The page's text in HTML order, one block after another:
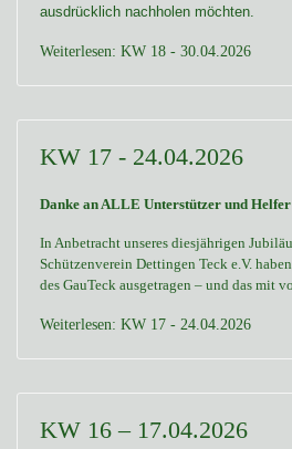
ausdrücklich nachholen möchten.
Weiterlesen: KW 18 - 30.04.2026
KW 17 - 24.04.2026
Danke an ALLE Unterstützer und
In Anbetracht unseres diesjährigen
Schützenverein Dettingen Teck e.V.
des GauTeck ausgetragen – und das mit
Weiterlesen: KW 17 - 24.04.2026
KW 16 – 17.04.2026